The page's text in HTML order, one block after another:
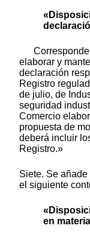
elaborar y
declaración
Registro
de julio, de
seguridad
Comercio
propuesta de
deberá incluir
Registro.»
Siete. Se
el siguiente
en